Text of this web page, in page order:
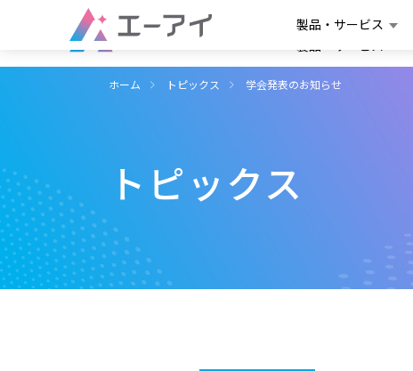
製品・サービス
製品・サービス
ホーム トピックス 学会発表のお知らせ
トピックス